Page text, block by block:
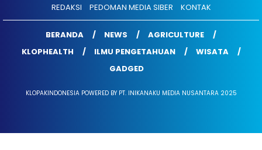
REDAKSI
PEDOMAN MEDIA SIBER KONTAK
BERANDA NEWS
AGRICULTURE
KLOPHEALTH
ILMU PENGETAHUAN
WISATA
GADGED
KLOPAKINDONESIA POWERED BY PT. INIKANAKU MEDIA NUSANTARA 2025